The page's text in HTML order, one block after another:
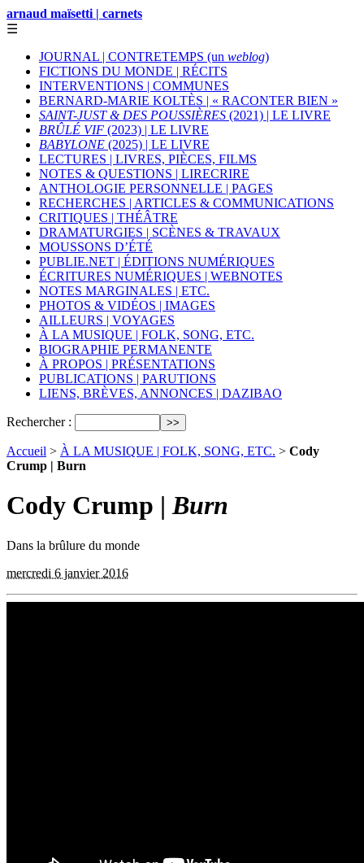
arnaud maïsetti | carnets
☰
JOURNAL | CONTRETEMPS (un weblog)
FICTIONS DU MONDE | RÉCITS
INTERVENTIONS | COMMUNES
BERNARD-MARIE KOLTÈS | « RACONTER BIEN »
SAINT-JUST & DES POUSSIÈRES (2021) | LE LIVRE
BRÛLÉ VIF (2023) | LE LIVRE
BABYLONE (2025) | LE LIVRE
LECTURES | LIVRES, PIÈCES, FILMS
NOTES & QUESTIONS | LIRECRIRE
ANTHOLOGIE PERSONNELLE | PAGES
RECHERCHES | ARTICLES & COMMUNICATIONS
CRITIQUES | THÉÂTRE
DRAMATURGIES | SCÈNES & TRAVAUX
MOUSSONS D’ÉTÉ
PUBLIE.NET | ÉDITIONS NUMÉRIQUES
ÉCRITURES NUMÉRIQUES | WEBNOTES
NOTES MARGINALES | ETC.
PHOTOS & VIDÉOS | IMAGES
AILLEURS | VOYAGES
À LA MUSIQUE | FOLK, SONG, ETC.
BIOGRAPHIE PERMANENTE
À PROPOS | PRÉSENTATIONS
PUBLICATIONS | PARUTIONS
LIENS, BRÈVES, ANNONCES | DAZIBAO
Rechercher :
Accueil > À LA MUSIQUE | FOLK, SONG, ETC. > Cody
Crump | Burn
Cody Crump |Burn
Dans la brûlure du monde
mercredi 6 janvier 2016